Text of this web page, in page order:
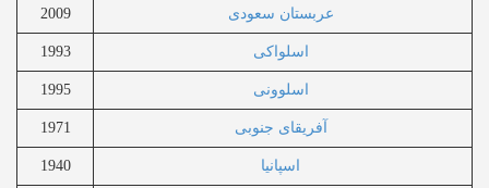
عربستان سعودی
اسلواکی
اسلوونی
آفریقای جنوبی
اسپانیا